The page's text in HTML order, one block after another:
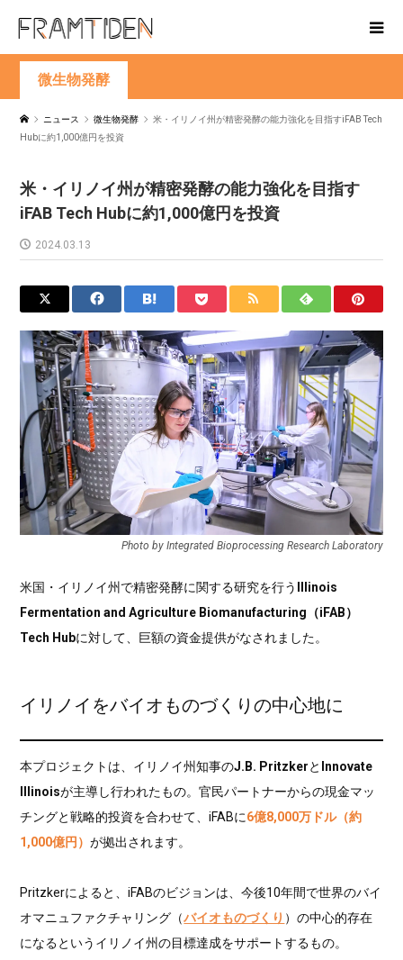
微生物発酵
ニュース 微生物発酵
米・イリノイ州が精密発酵の能力強化を目指すiFAB Tech
Hubに約1,000億円を投資
米・イリノイ州が精密発酵の能力強化を目指す
iFAB Tech Hubに約1,000億円を投資
2024.03.13
Photo by Integrated Bioprocessing Research Laboratory
米国・イリノイ州で精密発酵に関する研究を行う
Illinois
Fermentation and Agriculture Biomanufacturing（iFAB）
Tech Hubに対して、巨額の資金提供がなされました。
イリノイをバイオものづくりの中心地に
本プロジェクトは、イリノイ州知事のJ.B. Pritzkerと Innovate
Illinoisが主導し行われたもの。官民パートナーからの現金マッ
チングと戦略的投資を合わせて、iFABに6億8,000万ドル（約
1,000億円）が拠出されます。
Pritzkerによると、iFABのビジョンは、今後10年間で世界のバイ
オマニュファクチャリング（バイオものづくり ）の中心的存在
になるというイリノイ州の目標達成をサポートするもの。